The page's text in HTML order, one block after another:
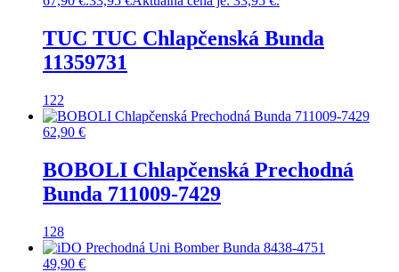
TUC TUC Chlapčenská Bunda
11359731
122
62,90 €
BOBOLI Chlapčenská Prechodná
Bunda 711009-7429
128
49,90 €